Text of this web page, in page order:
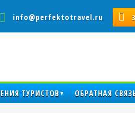
info@perfektotravel.ru
ТУРИСТОВ ОБРАТНАЯ